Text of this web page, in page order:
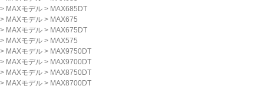
> MAXモデル > MAX685DT
> MAXモデル > MAX675
> MAXモデル > MAX675DT
> MAXモデル > MAX575
> MAXモデル > MAX9750DT
> MAXモデル > MAX9700DT
> MAXモデル > MAX8750DT
> MAXモデル > MAX8700DT